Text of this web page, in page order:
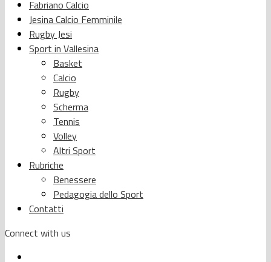
Fabriano Calcio
Jesina Calcio Femminile
Rugby Jesi
Sport in Vallesina
Basket
Calcio
Rugby
Scherma
Tennis
Volley
Altri Sport
Rubriche
Benessere
Pedagogia dello Sport
Contatti
Connect with us